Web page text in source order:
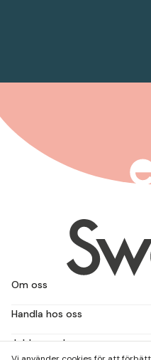
Om oss
Handla hos oss
Jobba med oss